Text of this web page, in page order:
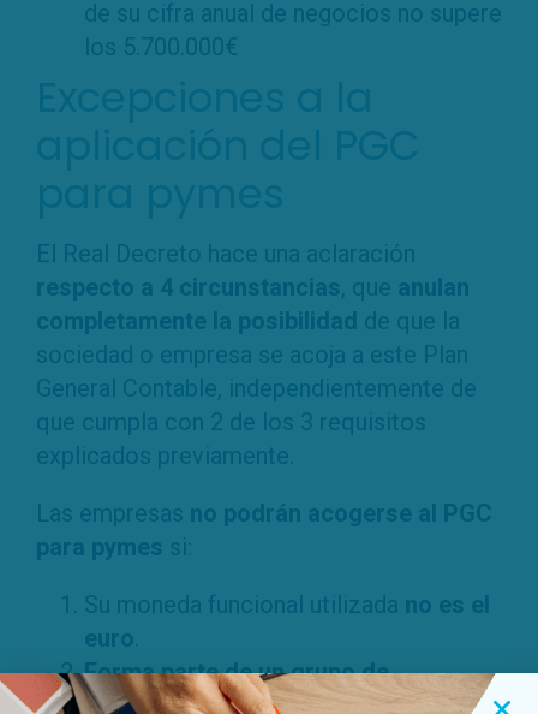
de su cifra anual de negocios no supere
los 5.700.000€
El Real Decreto hace una aclaración
respecto a 4 circunstancias, que anulan
completamente la posibilidad de que la
sociedad o empresa se acoja a este Plan
General Contable, independientemente de
que cumpla con 2 de los 3 requisitos
explicados previamente.
Las empresas no podrán acogerse al PGC
para pymes si:
Su moneda funcional utilizada no es el
euro
Forma parte de un grupo de
sociedadesque haya formulado o